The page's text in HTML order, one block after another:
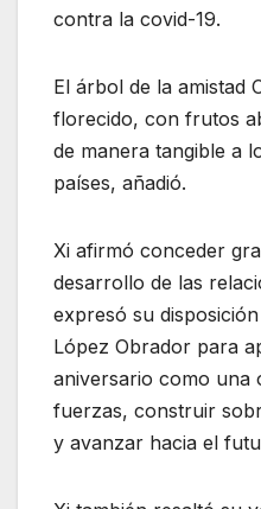
contra la covid-19.
El árbol de la amistad
florecido, con frutos
de manera tangible a
países, añadió.
Xi afirmó conceder
desarrollo de las
expresó su
López Obrador para
aniversario como una
fuerzas, construir
y avanzar hacia el